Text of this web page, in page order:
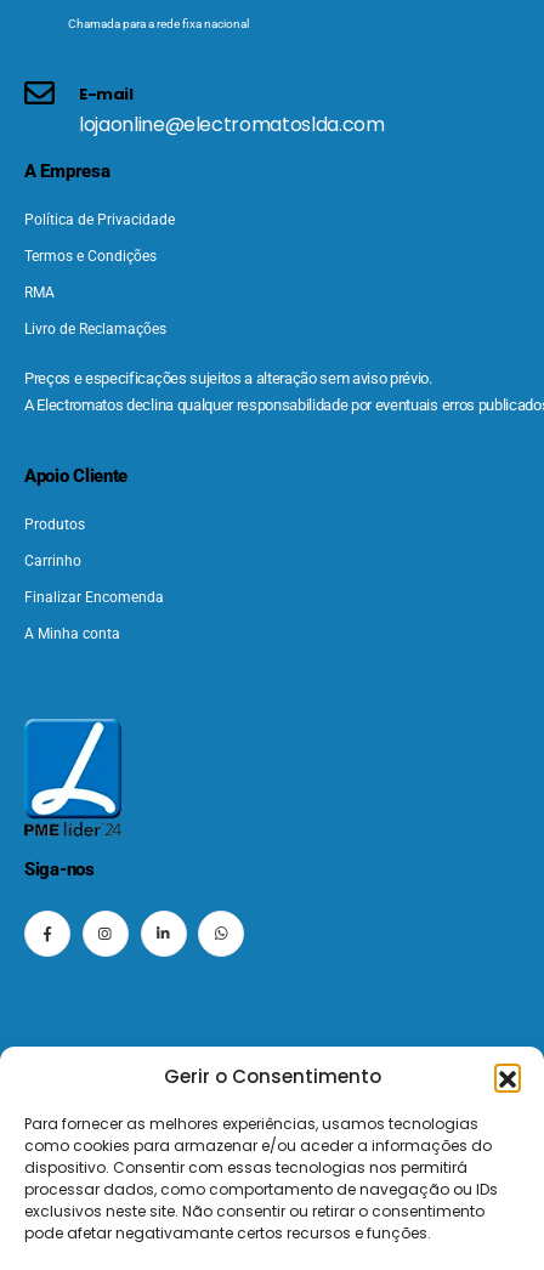
Gerir o Consentimento
Para fornecer as melhores experiências, usamos tecnologias
como cookies para armazenar e/ou aceder a informações do
dispositivo. Consentir com essas tecnologias nos permitirá
processar dados, como comportamento de navegação ou IDs
exclusivos neste site. Não consentir ou retirar o consentimento
pode afetar negativamante certos recursos e funções.
Chamada para a rede fixa nacional
E-mail
lojaonline@electromatoslda.com
A Empresa
Política de Privacidade
Termos e Condições
RMA
Livro de Reclamações
Preços e especificações sujeitos a alteração sem aviso prévio.
A Electromatos declina qualquer responsabilidade por eventuais erros
Apoio Cliente
Produtos
Carrinho
Finalizar Encomenda
A Minha conta
Siga-nos
Site by VC.
Pagamentos Seguros MB | MB WAY | Transferência Bancária | Payshop | Visa | Mastercard | Visa